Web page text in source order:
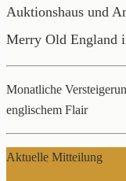
Auktionshaus und
Merry Old England
Monatliche
englischem Flair
Aktuelle Mitteilung